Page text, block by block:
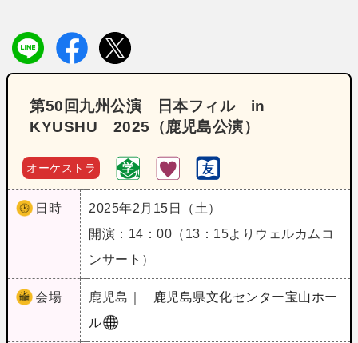
第50回九州公演 日本フィル in
KYUSHU 2025（鹿児島公演）
オーケストラ
日時
2025年2月15日（土）
開演：14：00（13：15よりウェルカムコ
ンサート）
会場 鹿児島｜
鹿児島県文化センター宝山ホー
ル